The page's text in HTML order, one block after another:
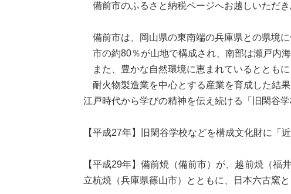
備前市のふるさと納税ページへお越しいただき
備前市は、岡山県の東南端の兵庫県との県境に
市の約80％が山地で構成され、南部は瀬戸内
また、豊かな自然環境に恵まれているととも
耐火物製造業を中心とする産業を育成した結
江戸時代から学びの精神を伝え続ける「旧閑谷
【平成27年】旧閑谷学校などを構成文化財に「
【平成29年】備前焼（備前市）が、越前焼（
立杭焼（兵庫県篠山市）とともに、日本六古窯